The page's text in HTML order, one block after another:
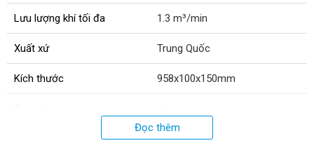
Lưu lượng khí tối đa 1.3 m³/min
Xuất xứ Trung Quốc
Kích thước 958x100x150mm
Đọc thêm